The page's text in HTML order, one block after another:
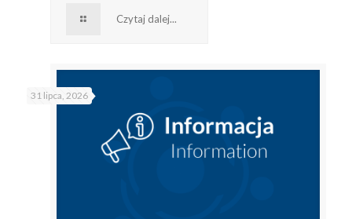
Czytaj dalej...
31 lipca, 2026